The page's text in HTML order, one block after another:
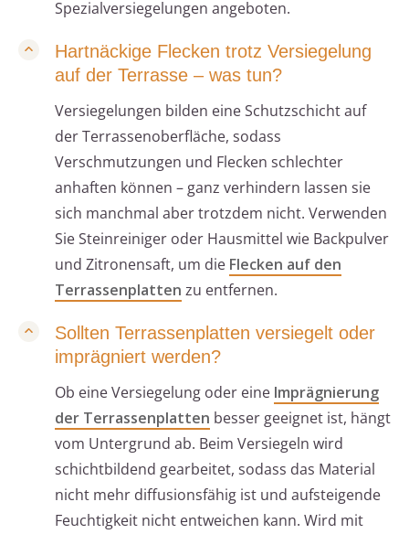
Spezialversiegelungen angeboten.
Hartnäckige Flecken trotz Versiegelung
auf der Terrasse – was tun?
Versiegelungen bilden eine Schutzschicht auf
der Terrassenoberfläche, sodass
Verschmutzungen und Flecken schlechter
anhaften können – ganz verhindern lassen sie
sich manchmal aber trotzdem nicht. Verwenden
Sie Steinreiniger oder Hausmittel wie Backpulver
und Zitronensaft, um die Flecken auf den
Terrassenplatten zu entfernen.
Sollten Terrassenplatten versiegelt oder
imprägniert werden?
Ob eine Versiegelung oder eine Imprägnierung
der Terrassenplatten besser geeignet ist, hängt
vom Untergrund ab. Beim Versiegeln wird
schichtbildend gearbeitet, sodass das Material
nicht mehr diffusionsfähig ist und aufsteigende
Feuchtigkeit nicht entweichen kann. Wird mit